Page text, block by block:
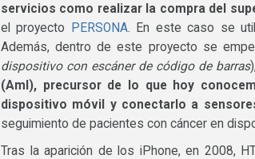
servicios como realizar la compra del
el proyecto
PERSONA. En este caso se
Además, dentro de este proyecto se
dispositivo con escáner de código de barras
(AmI), precursor de lo que hoy
dispositivo móvil y conectarlo a
seguimiento de pacientes con cáncer en
Tras la aparición de los iPhone, en 2008,